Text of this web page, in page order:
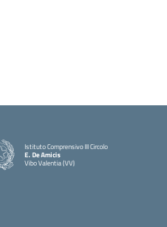
Istituto Comprensivo III Circolo
E. De Amicis
Vibo Valentia (VV)